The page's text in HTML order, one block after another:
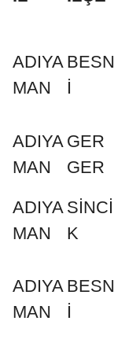
ADIYA
MAN
BESN
İ
ADIYA
MAN
GER
GER
ADIYA
MAN
SİNCİ
K
ADIYA
MAN
BESN
İ